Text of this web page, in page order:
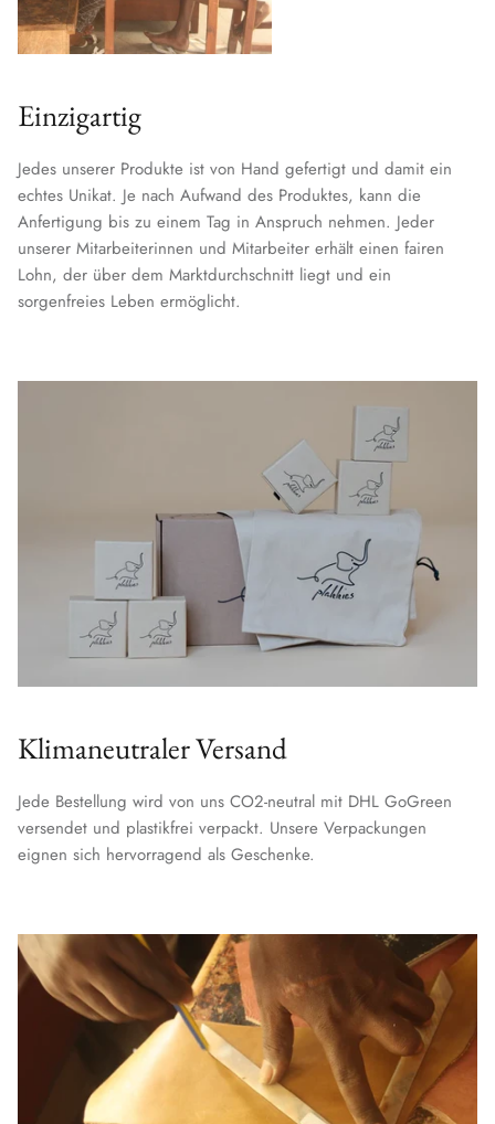
Einzigartig
Jedes unserer Produkte ist von Hand gefertigt und damit ein
echtes Unikat. Je nach Aufwand des Produktes, kann die
Anfertigung bis zu einem Tag in Anspruch nehmen. Jeder
unserer Mitarbeiterinnen und Mitarbeiter erhält einen fairen
Lohn, der über dem Marktdurchschnitt liegt und ein
sorgenfreies Leben ermöglicht.
Klimaneutraler Versand
Jede Bestellung wird von uns CO2-neutral mit DHL GoGreen
versendet und plastikfrei verpackt. Unsere Verpackungen
eignen sich hervorragend als Geschenke.